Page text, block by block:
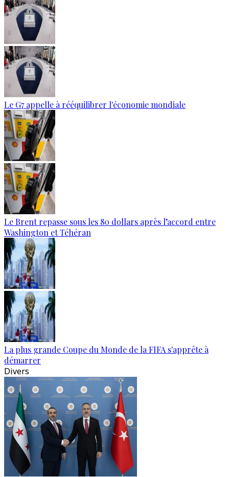
Le G7 appelle à rééquilibrer l'économie mondiale
Le Brent repasse sous les 80 dollars après l’accord entre
Washington et Téhéran
La plus grande Coupe du Monde de la FIFA s'apprête à
démarrer
Divers